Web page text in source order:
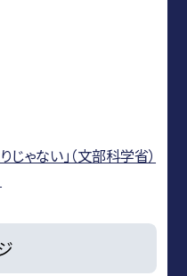
ゃない」（文部科学省）